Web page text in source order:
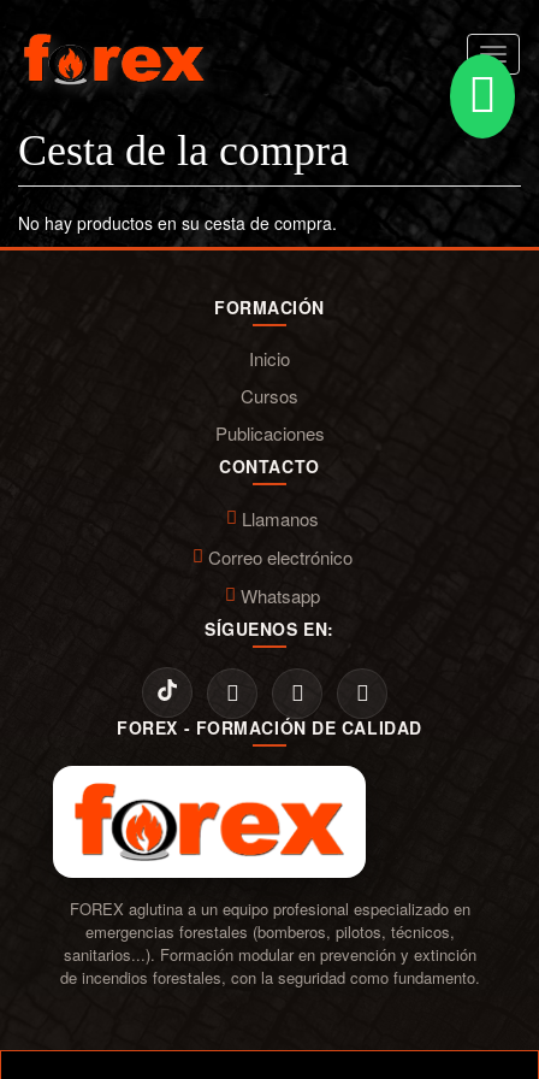
Cesta de la compra
No hay productos en su cesta de compra.
FORMACIÓN
Inicio
Cursos
Publicaciones
CONTACTO
Llamanos
Correo electrónico
Whatsapp
SÍGUENOS EN:
FOREX - FORMACIÓN DE CALIDAD
FOREX aglutina a un equipo profesional especializado en
emergencias forestales (bomberos, pilotos, técnicos,
sanitarios...). Formación modular en prevención y extinción
de incendios forestales, con la seguridad como fundamento.